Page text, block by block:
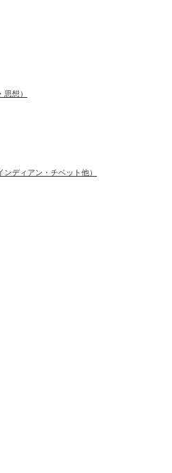
想）
ディアン・チベット他）